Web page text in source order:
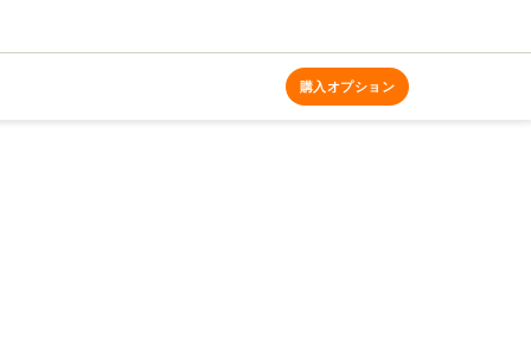
購入オプション